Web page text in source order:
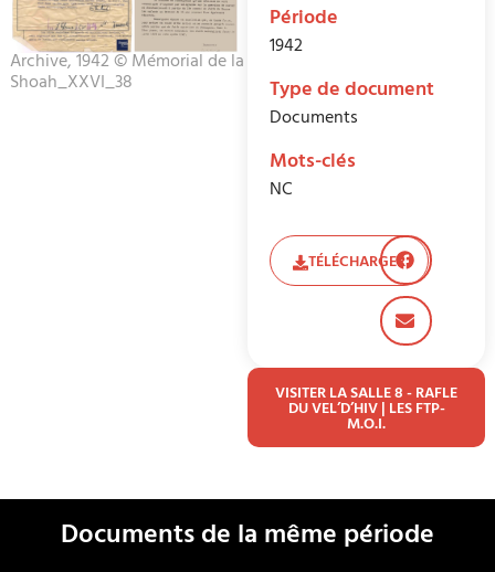
Archive, 1942 © Mémorial de la
Shoah_XXVI_38
Période
1942
Type de document
Documents
Mots-clés
NC
TÉLÉCHARGER
VISITER LA SALLE 8 - RAFLE
DU VEL’D’HIV | LES FTP-
M.O.I.
Documents de la même période